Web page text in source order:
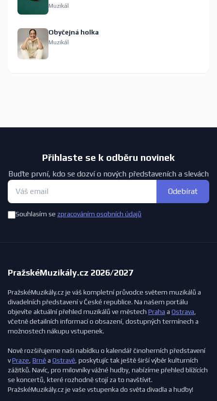
Muzikál
Obyčejná holka
Muzikál
Přihlaste se k odběru novinek
Buďte první, kdo se dozví o nových představeních a slevách
Odebírat
Souhlasím se zpracováním osobních údajů
PražskéMuzikály.cz 2026/2027
PražskéMuzikály.cz je váš kompletní průvodce světem muzikálů a
divadelních představení v České republice. Na našem portálu
objevíte aktuální přehled muzikálů ve městech Praha a Ostrava
včetně detailních informací o obsazení, dostupných termínech a
možnostech nákupu vstupenek.
Nově rozšiřujeme naši nabídku o kalendář činoherních představení
vPraze Brněa Ostravě , poskytujíc tak ještě širší výběr kulturních
zážitků. Navíc, pro milovníky vážné hudby, nabízíme přehled blížících
se koncertů, které rozhodně stojí za to navštívit.
PražskéMuzikály.cz je vaše vstupenka do světa divadla a hudby!